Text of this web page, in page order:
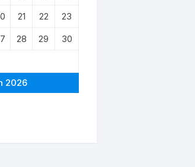
2026
21 22
23
28 29
30